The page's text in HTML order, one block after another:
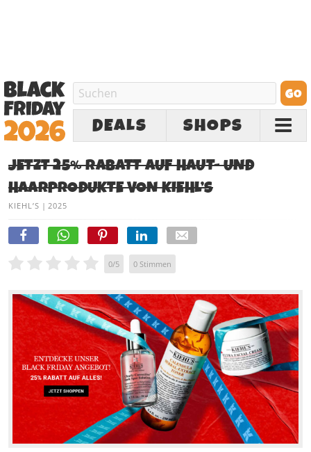
DEALS SHOPS
JETZT 25% RABATT AUF HAUT- UND
HAARPRODUKTE VON KIEHL’S
KIEHL’S | 2025
0/5 0 Stimmen